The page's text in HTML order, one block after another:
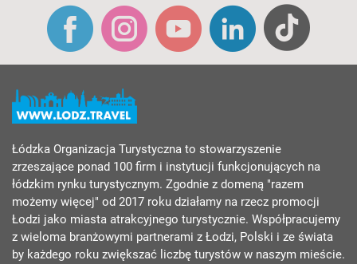
Łódzka Organizacja Turystyczna to stowarzyszenie
zrzeszające ponad 100 firm i instytucji funkcjonujących na
łódzkim rynku turystycznym. Zgodnie z domeną "razem
możemy więcej" od 2017 roku działamy na rzecz promocji
Łodzi jako miasta atrakcyjnego turystycznie. Współpracujemy
z wieloma branżowymi partnerami z Łodzi, Polski i ze świata
by każdego roku zwiększać liczbę turystów w naszym mieście.